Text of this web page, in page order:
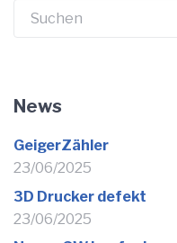
Suchen
News
GeigerZähler
23/06/2025
3D Drucker defekt
23/06/2025